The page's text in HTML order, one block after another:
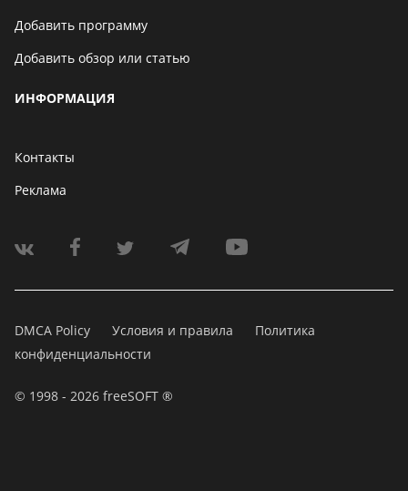
Добавить программу
Добавить обзор или статью
ИНФОРМАЦИЯ
Контакты
Реклама
DMCA Policy Условия и правила
Политика
конфиденциальности
© 1998 - 2026 freeSOFT ®